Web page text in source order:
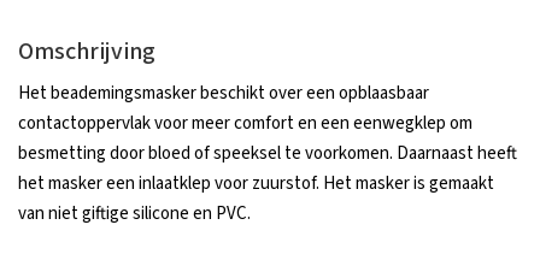
Omschrijving
Het beademingsmasker beschikt over een opblaasbaar
contactoppervlak voor meer comfort en een eenwegklep om
besmetting door bloed of speeksel te voorkomen. Daarnaast heeft
het masker een inlaatklep voor zuurstof. Het masker is gemaakt
van niet giftige silicone en PVC.